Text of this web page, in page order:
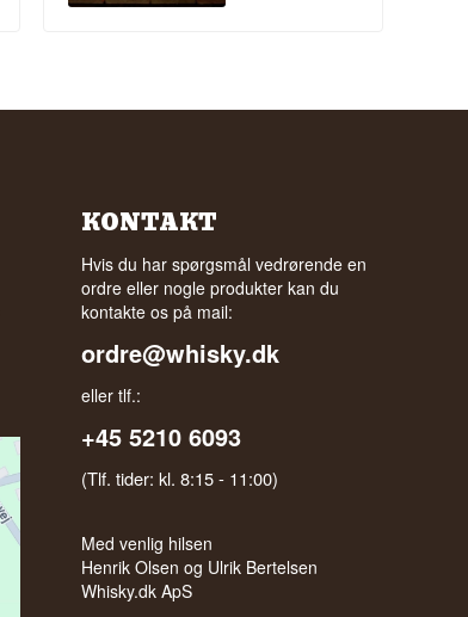
KONTAKT
Hvis du har spørgsmål vedrørende en
ordre eller nogle produkter kan du
kontakte os på mail:
ordre@whisky.dk
eller tlf.:
+45 5210 6093
(Tlf. tider: kl. 8:15 - 11:00)
Med venlig hilsen
Henrik Olsen og Ulrik Bertelsen
Whisky.dk ApS